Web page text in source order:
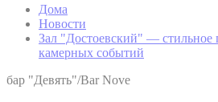
Маркетинг и реклама
Дома
Новости
Зал "Достоевский" — стильное
камерных событий
бар "Девять"/Bar Nove